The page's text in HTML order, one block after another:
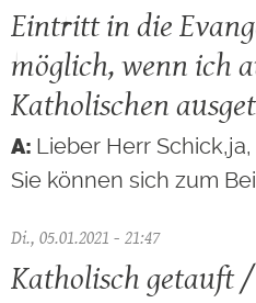
Eintritt in die
möglich, wenn ich
Katholischen
Lieber Herr
Sie können sich zum
Di., 05.01.2021 - 21:47
Katholisch getauft